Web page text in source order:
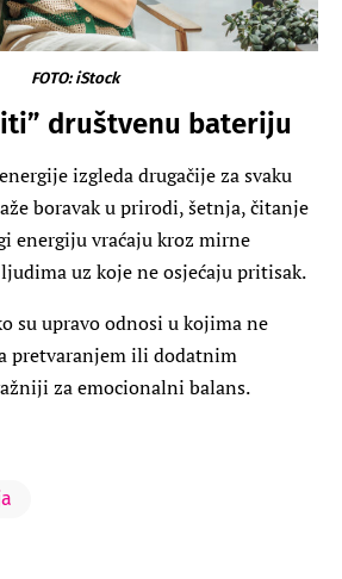
FOTO: iStock
društvenu bateriju
izgleda drugačije za svaku
boravak u prirodi, šetnja, čitanje
energiju vraćaju kroz mirne
uz koje ne osjećaju pritisak.
su upravo odnosi u kojima ne
pretvaranjem ili dodatnim
za emocionalni balans.